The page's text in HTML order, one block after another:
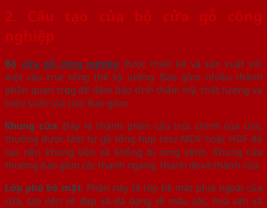
2. Cấu tạo của bộ cửa gỗ công
nghiệp
Bộ cửa gỗ công nghiệp được thiết kế và sản xuất với
một cấu trúc tổng thể kỹ lưỡng. Bao gồm nhiều thành
phần quan trọng để đảm bảo tính thẩm mỹ, chất lượng và
hiệu suất của cửa. Bao gồm:
Khung cửa: Đây là thành phần cấu trúc chính của cửa,
thường được làm từ gỗ tổng hợp như MDF hoặc HDF để
tạo nên khung bền và không bị cong vênh. Khung cửa
thường bao gồm các thanh ngang, thanh dọc và thành cửa.
Lớp phủ bề mặt: Phần này là lớp bề mặt phía ngoài của
cửa, tạo nên vẻ đẹp và đa dạng về màu sắc, hoa văn và